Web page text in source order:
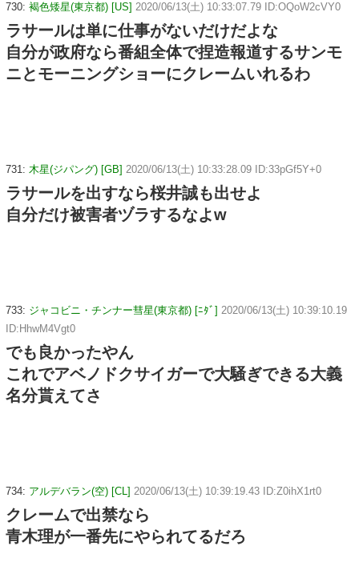
730: 褐色矮星(東京都) [US] 2020/06/13(土) 10:33:07.79 ID:OQoW2cVY0
ラサールは単に仕事がないだけだよな
自分が政府なら番組全体で捏造報道するサンモ
ニとモーニングショーにクレームいれるわ
731: 木星(ジパング) [GB] 2020/06/13(土) 10:33:28.09 ID:33pGf5Y+0
ラサールを出すなら桜井誠も出せよ
自分だけ被害者ヅラするなよw
733: ジャコビニ・チンナー彗星(東京都) [ﾆﾀﾞ] 2020/06/13(土) 10:39:10.19
ID:HhwM4Vgt0
でも良かったやん
これでアベノドクサイガーで大騒ぎできる大義
名分貰えてさ
734: アルデバラン(空) [CL] 2020/06/13(土) 10:39:19.43 ID:Z0ihX1rt0
クレームで出禁なら
青木理が一番先にやられてるだろ